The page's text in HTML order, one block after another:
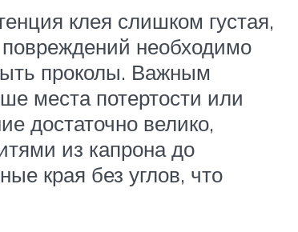
клея слишком густая,
необходимо
проколы. Важным
места потертости или
достаточно велико,
из капрона до
края без углов, что